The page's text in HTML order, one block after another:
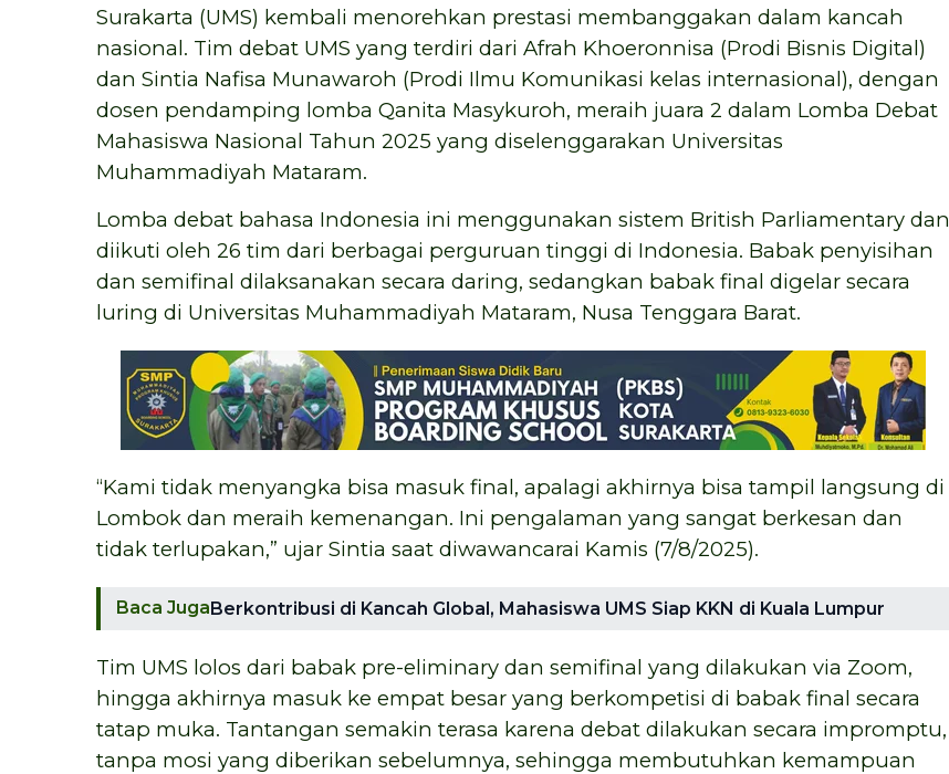
Surakarta (UMS) kembali menorehkan prestasi membanggakan dalam kancah
nasional. Tim debat UMS yang terdiri dari Afrah Khoeronnisa (Prodi Bisnis Digital)
dan Sintia Nafisa Munawaroh (Prodi Ilmu Komunikasi kelas internasional), dengan
dosen pendamping lomba Qanita Masykuroh, meraih juara 2 dalam Lomba Debat
Mahasiswa Nasional Tahun 2025 yang diselenggarakan Universitas
Muhammadiyah Mataram.
Lomba debat bahasa Indonesia ini menggunakan sistem British Parliamentary dan
diikuti oleh 26 tim dari berbagai perguruan tinggi di Indonesia. Babak penyisihan
dan semifinal dilaksanakan secara daring, sedangkan babak final digelar secara
luring di Universitas Muhammadiyah Mataram, Nusa Tenggara Barat.
“Kami tidak menyangka bisa masuk final, apalagi akhirnya bisa tampil langsung di
Lombok dan meraih kemenangan. Ini pengalaman yang sangat berkesan dan
tidak terlupakan,” ujar Sintia saat diwawancarai Kamis (7/8/2025).
Baca JugaBerkontribusi di Kancah Global, Mahasiswa UMS Siap KKN di Kuala Lumpur
Tim UMS lolos dari babak pre-eliminary dan semifinal yang dilakukan via Zoom,
hingga akhirnya masuk ke empat besar yang berkompetisi di babak final secara
tatap muka. Tantangan semakin terasa karena debat dilakukan secara impromptu,
tanpa mosi yang diberikan sebelumnya, sehingga membutuhkan kemampuan